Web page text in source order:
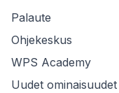
Palaute
Ohjekeskus
WPS Academy
Uudet ominaisuudet